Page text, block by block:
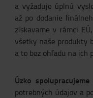
a vyžaduje úplnú
až po dodanie
získavame v rámci
všetky naše produkty
a to bez ohľadu na ich
Úzko
potrebných údajov a